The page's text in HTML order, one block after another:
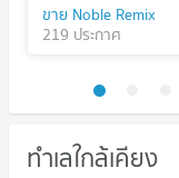
ขาย Noble Remix
219 ประกาศ
ทำเลใกล้เคียง